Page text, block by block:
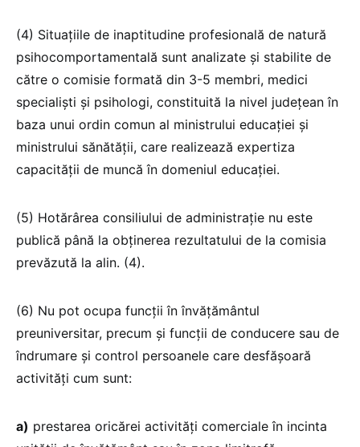
(4) Situațiile de inaptitudine profesională de natură
psihocomportamentală sunt analizate și stabilite de
către o comisie formată din 3-5 membri, medici
specialiști și psihologi, constituită la nivel județean în
baza unui ordin comun al ministrului educației și
ministrului sănătății, care realizează expertiza
capacității de muncă în domeniul educației.
(5) Hotărârea consiliului de administrație nu este
publică până la obținerea rezultatului de la comisia
prevăzută la alin. (4).
(6) Nu pot ocupa funcții în învățământul
preuniversitar, precum și funcții de conducere sau de
îndrumare și control persoanele care desfășoară
activități cum sunt:
a) prestarea oricărei activități comerciale în incinta